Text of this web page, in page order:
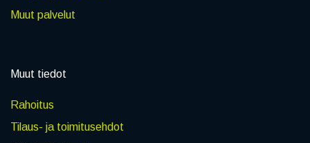
Muut palvelut
Muut tiedot
Rahoitus
Tilaus- ja toimitusehdot